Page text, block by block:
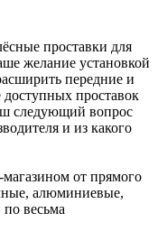
проставки для
желание установкой
передние и
доступных проставок
следующий вопрос
и из какого
магазином от прямого
алюминиевые,
весьма